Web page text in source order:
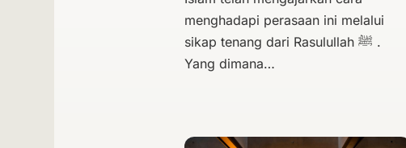
menghadapi perasaan ini melalui
sikap tenang dari Rasulullah ﷺ .
Yang dimana…